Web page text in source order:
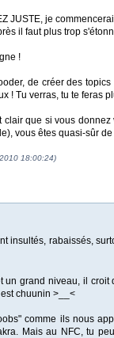
JUSTE, je
il faut plus trop
!
de créer des
! Tu verras, tu te feras
clair que si vous
vous êtes quasi-sûr
18:00:24)
insultés, rabaissés,
un grand niveau, il
chuunin >__<
comme ils nous
Mais au NFC, tu